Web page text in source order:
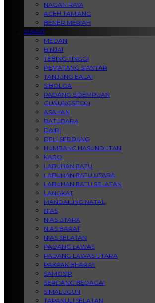
NAGAN RAYA
ACEH TAMIANG
BENER MERIAH
SUMUT
MEDAN
BINJAI
TEBING TINGGI
PEMATANG SIANTAR
TANJUNG BALAI
SIBOLGA
PADANG SIDEMPUAN
GUNUNGSITOLI
ASAHAN
BATUBARA
DAIRI
DELI SERDANG
HUMBANG HASUNDUTAN
KARO
LABUHAN BATU
LABUHAN BATU UTARA
LABUHAN BATU SELATAN
LANGKAT
MANDAILING NATAL
NIAS
NIAS UTARA
NIAS BARAT
NIAS SELATAN
PADANG LAWAS
PADANG LAWAS UTARA
PAKPAK BHARAT
SAMOSIR
SERDANG BEDAGAI
SIMALUGUN
TAPANULI SELATAN